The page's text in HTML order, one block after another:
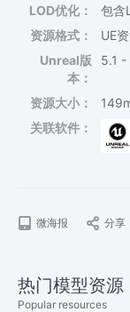
LOD优化：
包含
资源格式：
UE
Unreal版
本：
5.1 -
资源大小：
关联软件：
微海报 分享
热门模型资源
Popular resources